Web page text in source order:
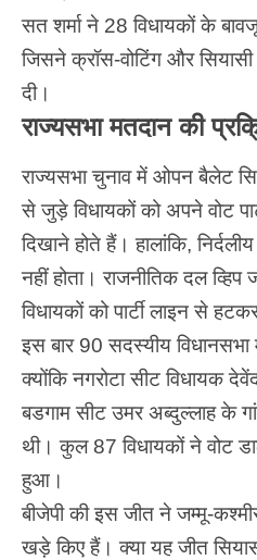
सत शर्मा ने 28 विधायकों के
जिसने क्रॉस-वोटिंग और
दी।
राज्यसभा मतदान की
राज्यसभा चुनाव में ओपन बैलेट
से जुड़े विधायकों को अपने वोट
दिखाने होते हैं। हालांकि,
नहीं होता। राजनीतिक दल
विधायकों को पार्टी लाइन से
इस बार 90 सदस्यीय
क्योंकि नगरोटा सीट विधायक
बडगाम सीट उमर अब्दुल्लाह के
थी। कुल 87 विधायकों ने वोट
हुआ।
बीजेपी की इस जीत नेजम्मू-
खड़े किए हैं। क्या यह जीत